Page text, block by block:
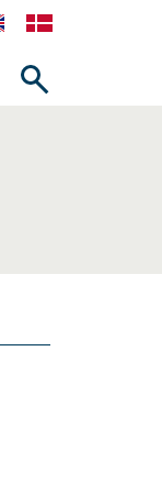
Vis/skjul
søgefelt